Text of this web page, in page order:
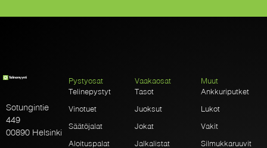
Sotungintie
449
00890 Helsinki
Pystyosat
Telinepystyt
Vinotuet
Säätöjalat
Aloituspalat
Vaakaosat
Tasot
Juoksut
Jokat
Jalkalistat
Muut
Ankkuriputket
Lukot
Vakit
Silmukkaruuvit